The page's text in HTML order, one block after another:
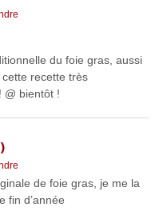
du foie gras, aussi
recette très
@ bientôt !
de foie gras, je me la
fin d’année